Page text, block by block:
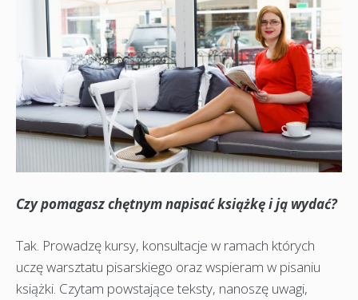
Czy pomagasz chętnym napisać książkę i ją wydać?
Tak. Prowadzę kursy, konsultacje w ramach których
uczę warsztatu pisarskiego oraz wspieram w pisaniu
książki. Czytam powstające teksty, nanoszę uwagi,